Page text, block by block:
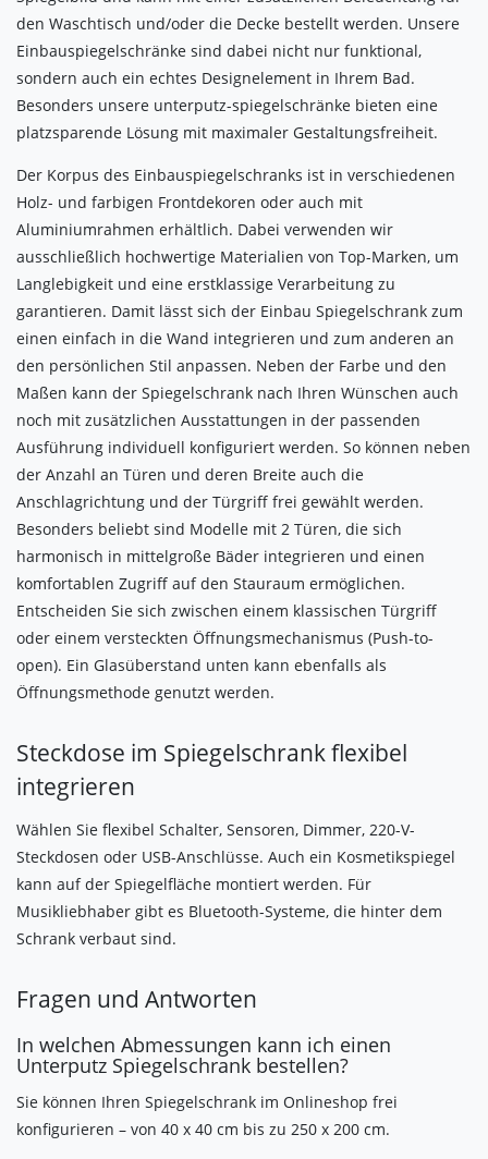
den Waschtisch und/oder die Decke bestellt werden. Unsere
Einbauspiegelschränke sind dabei nicht nur funktional,
sondern auch ein echtes Designelement in Ihrem Bad.
Besonders unsere unterputz-spiegelschränke bieten eine
platzsparende Lösung mit maximaler Gestaltungsfreiheit.
Der Korpus des Einbauspiegelschranks ist in verschiedenen
Holz- und farbigen Frontdekoren oder auch mit
Aluminiumrahmen erhältlich. Dabei verwenden wir
ausschließlich hochwertige Materialien von Top-Marken, um
Langlebigkeit und eine erstklassige Verarbeitung zu
garantieren. Damit lässt sich der Einbau Spiegelschrank zum
einen einfach in die Wand integrieren und zum anderen an
den persönlichen Stil anpassen. Neben der Farbe und den
Maßen kann der Spiegelschrank nach Ihren Wünschen auch
noch mit zusätzlichen Ausstattungen in der passenden
Ausführung individuell konfiguriert werden. So können neben
der Anzahl an Türen und deren Breite auch die
Anschlagrichtung und der Türgriff frei gewählt werden.
Besonders beliebt sind Modelle mit 2 Türen, die sich
harmonisch in mittelgroße Bäder integrieren und einen
komfortablen Zugriff auf den Stauraum ermöglichen.
Entscheiden Sie sich zwischen einem klassischen Türgriff
oder einem versteckten Öffnungsmechanismus (Push-to-
open). Ein Glasüberstand unten kann ebenfalls als
Öffnungsmethode genutzt werden.
Steckdose im Spiegelschrank flexibel
integrieren
Wählen Sie flexibel Schalter, Sensoren, Dimmer, 220-V-
Steckdosen oder USB-Anschlüsse. Auch ein Kosmetikspiegel
kann auf der Spiegelfläche montiert werden. Für
Musikliebhaber gibt es Bluetooth-Systeme, die hinter dem
Schrank verbaut sind.
Fragen und Antworten
In welchen Abmessungen kann ich einen
Unterputz Spiegelschrank bestellen?
Sie können Ihren Spiegelschrank im Onlineshop frei
konfigurieren – von 40 x 40 cm bis zu 250 x 200 cm.